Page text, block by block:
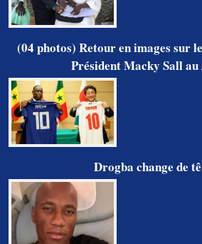
(04 photos) Retour en images sur
Président Macky Sall au
Drogba change de